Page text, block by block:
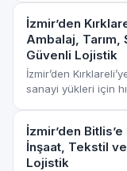
İzmir’den
Ambalaj,
Güvenli Lojistik
İzmir’den
sanayi yükleri için
İzmir’den
İnşaat, Tekstil
Lojistik